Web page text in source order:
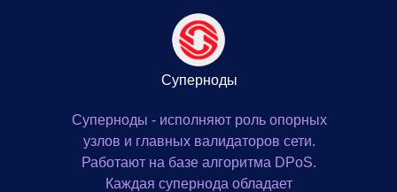
Суперноды - исполняют роль опорных
узлов и главных валидаторов сети.
Работают на базе алгоритма DPoS.
Каждая супернода обладает
Суперноды